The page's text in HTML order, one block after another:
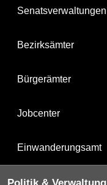
Senatsverwaltungen
Bezirksämter
Bürgerämter
Jobcenter
Einwanderungsamt
Politik & Verwaltung